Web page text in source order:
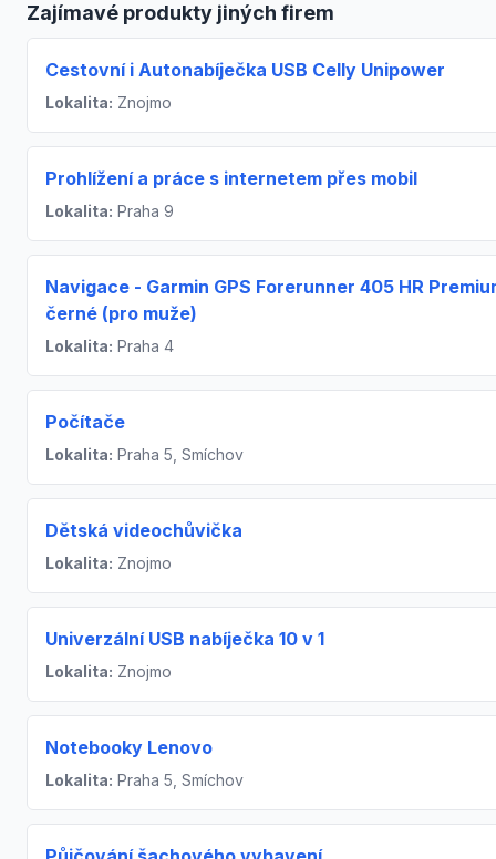
Zajímavé produkty jiných firem
Cestovní i Autonabíječka USB Celly Unipower
Lokalita: Znojmo
Prohlížení a práce s internetem přes mobil
Lokalita: Praha 9
Navigace - Garmin GPS Forerunner 405 HR
černé (pro muže)
Lokalita: Praha 4
Počítače
Lokalita: Praha 5, Smíchov
Dětská videochůvička
Lokalita: Znojmo
Univerzální USB nabíječka 10 v 1
Lokalita: Znojmo
Notebooky Lenovo
Lokalita: Praha 5, Smíchov